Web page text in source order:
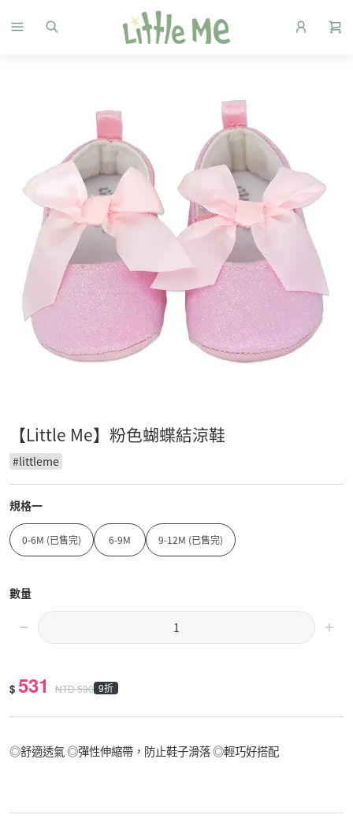
【Little Me】粉色蝴蝶結涼鞋
#littleme
規格一
0-6M (已售完) 6-9M 9-12M (已售完)
數量
$ 531 NTD590 9折
◎舒適透氣 ◎彈性伸縮帶，防止鞋子滑落 ◎輕巧好搭配